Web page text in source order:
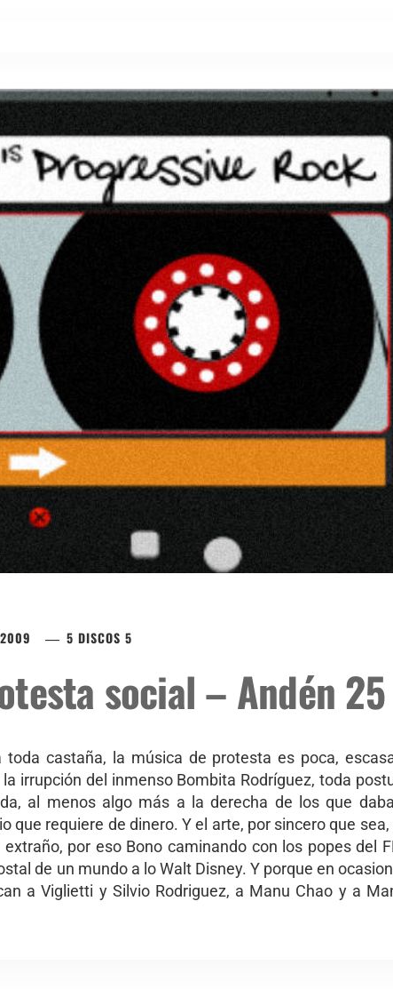
5 DISCOS 5
social – Andén 25
castaña, la música de protesta es poca,
irrupción del inmenso Bombita Rodríguez, toda
al menos algo más a la derecha de los que
que requiere de dinero. Y el arte, por sincero que sea,
por eso Bono caminando con los popes del
de un mundo a lo Walt Disney. Y porque en
a Viglietti y Silvio Rodriguez, a Manu Chao y a